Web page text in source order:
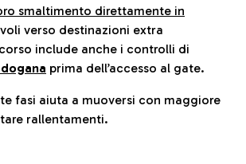
smaltimento direttamente in
verso destinazioni extra
include anche i controlli di
prima dell’accesso al gate.
fasi aiuta a muoversi con maggiore
rallentamenti.